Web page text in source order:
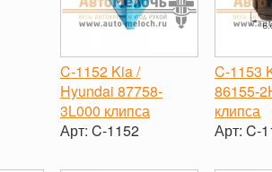
C-1152 Kia /
Hyundai 87758-
3L000 клипса
Арт: C-1152
C-1153
86155-
клипса
Арт: C-